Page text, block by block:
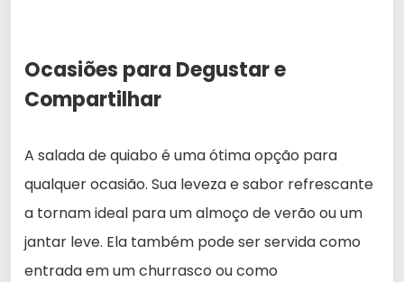
Ocasiões para Degustar e
Compartilhar
A salada de quiabo é uma ótima opção para
qualquer ocasião. Sua leveza e sabor refrescante
a tornam ideal para um almoço de verão ou um
jantar leve. Ela também pode ser servida como
entrada em um churrasco ou como